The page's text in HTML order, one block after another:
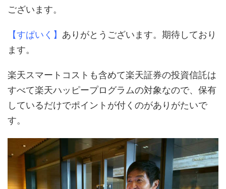
ございます。
【すぱいく】 ありがとうございます。期待しており
ます。
楽天スマートコストも含めて楽天証券の投資信託は
すべて楽天ハッピープログラムの対象なので、保有
しているだけでポイントが付くのがありがたいで
す。